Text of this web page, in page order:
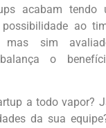
acabam
ao
mas sim
o
a todo vapor?
da sua